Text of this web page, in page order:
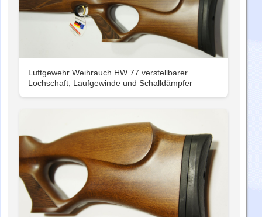
Luftgewehr Weihrauch HW 77 verstellbarer
Lochschaft, Laufgewinde und Schalldämpfer